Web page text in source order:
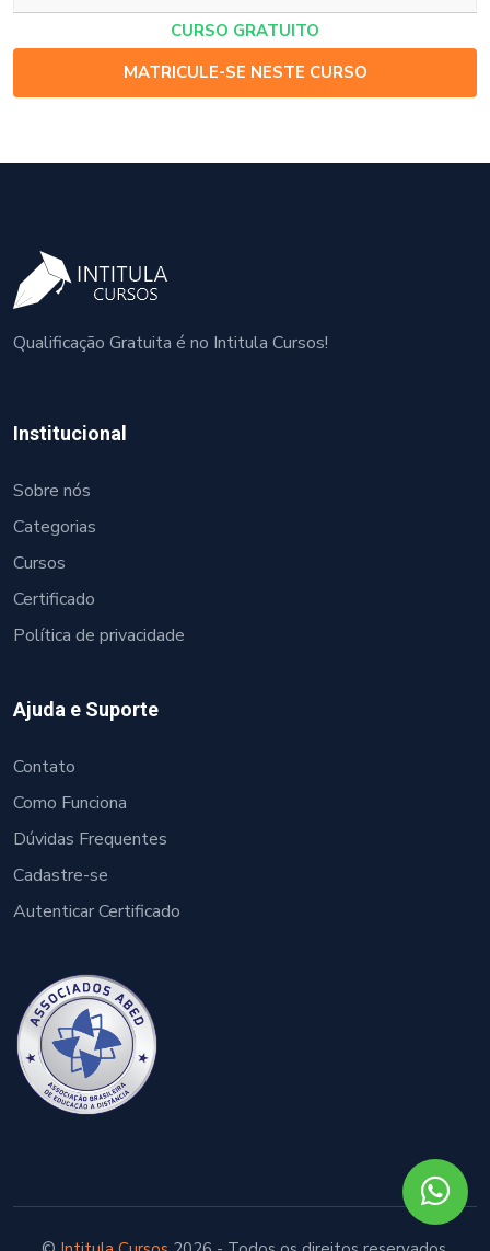
CURSO GRATUITO
MATRICULE-SE NESTE CURSO
Qualificação Gratuita é no Intitula Cursos!
Institucional
Sobre nós
Categorias
Cursos
Certificado
Política de privacidade
Ajuda e Suporte
Contato
Como Funciona
Dúvidas Frequentes
Cadastre-se
Autenticar Certificado